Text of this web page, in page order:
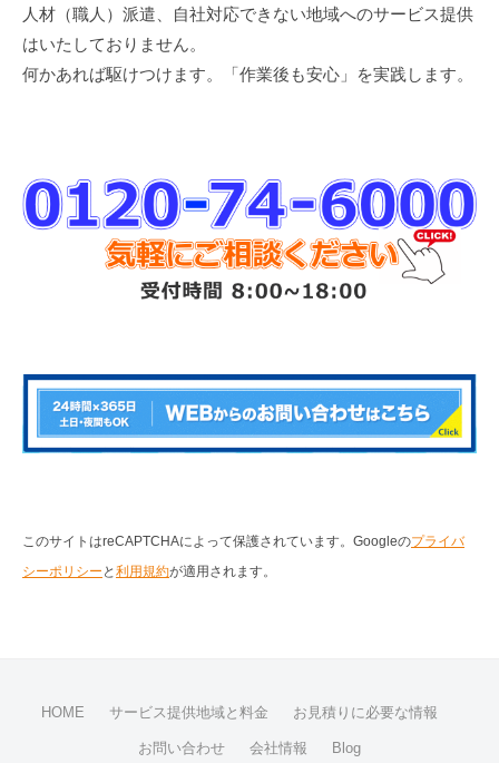
人材（職人）派遣、自社対応できない地域へのサービス提供
はいたしておりません。
何かあれば駆けつけます。「作業後も安心」を実践します。
このサイトはreCAPTCHAによって保護されています。Googleのプライバ
シーポリシー と 利用規約が適用されます。
HOME サービス提供地域と料金 お見積りに必要な情報
お問い合わせ 会社情報 Blog